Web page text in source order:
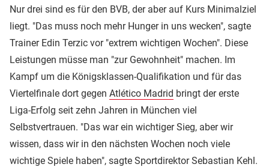
Nur drei sind es für den BVB, der aber auf Kurs Minimalziel
liegt. "Das muss noch mehr Hunger in uns wecken", sagte
Trainer Edin Terzic vor "extrem wichtigen Wochen". Diese
Leistungen müsse man "zur Gewohnheit" machen. Im
Kampf um die Königsklassen-Qualifikation und für das
Viertelfinale dort gegen Atlético Madrid bringt der erste
Liga-Erfolg seit zehn Jahren in München viel
Selbstvertrauen. "Das war ein wichtiger Sieg, aber wir
wissen, dass wir in den nächsten Wochen noch viele
wichtige Spiele haben", sagte Sportdirektor Sebastian Kehl.